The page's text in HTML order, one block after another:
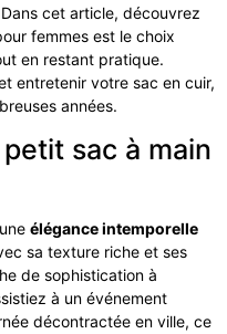
cet article, découvrez
femmes est le choix
en restant pratique.
entretenir votre sac en cuir,
années.
sac à main
élégance intemporelle
sa texture riche et ses
de sophistication à
à un événement
décontractée en ville, ce